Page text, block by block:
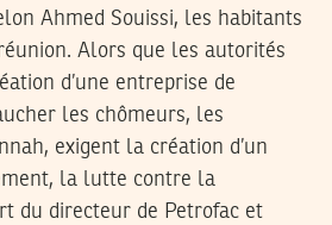
Ahmed Souissi, les habitants
Alors que les autorités
d’une entreprise de
les chômeurs, les
exigent la création d’un
la lutte contre la
du directeur de Petrofac et